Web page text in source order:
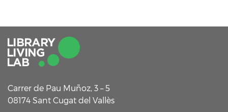
Carrer de Pau Muñoz, 3 – 5
08174 Sant Cugat del Vallès